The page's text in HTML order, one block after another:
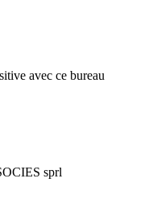
avec ce bureau
sprl